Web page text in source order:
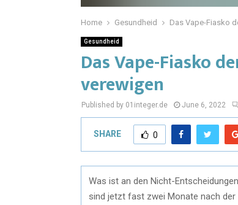
Home Gesundheid Das Vape-Fiasko
Gesundheid
Das Vape-Fiasko
verewigen
Published by 01integer.de June 6, 2022
SHARE 0
Was ist an den Nicht-
sind jetzt fast zwei Monate nach